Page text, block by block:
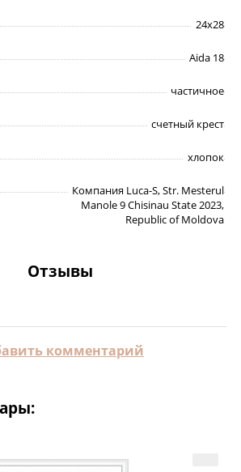
24х28
Aida 18
частичное
счетный крест
хлопок
Компания Luca-S, Str. Mesterul
Manole 9 Chisinau State 2023,
Republic of Moldova
Отзывы
комментарий